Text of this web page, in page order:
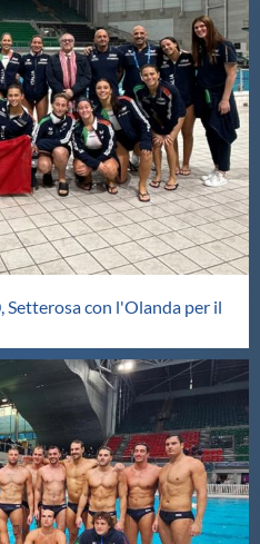
con l'Olanda per il